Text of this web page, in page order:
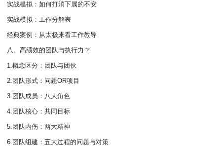
实战模拟：如何打消下属的不安
实战模拟：工作分解表
经典案例：从太极来看工作教导
八、高绩效的团队与执行力？
1.概念区分：团队与团伙
2.团队形式：问题OR项目
3.团队成员：八大角色
4.团队核心：共同目标
5.团队内伤：两大精神
6.团队组建：五大过程的问题与对策